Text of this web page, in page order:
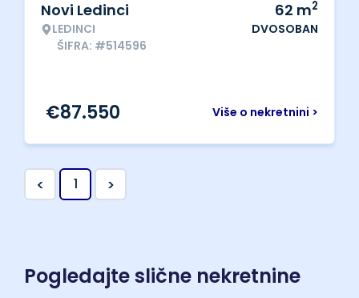
Novi Ledinci
LEDINCI
ŠIFRA: #514596
62 m2
DVOSOBAN
Više o nekretnini >
€87.550
< 1 >
Pogledajte slične nekretnine